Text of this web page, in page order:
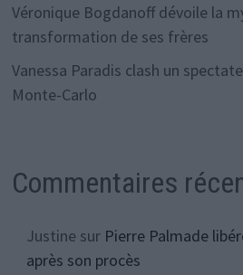
Véronique Bogdanoff dévoile la
transformation de ses frères
Vanessa Paradis clash un
Monte-Carlo
Commentaires
Justinesur Pierre Palmade
après son procès